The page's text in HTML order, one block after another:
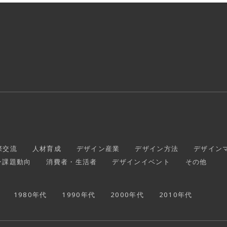
交流 人材育成 デザイン産業 デザイン方法
デザイン
題動向
消費者・生活者 デザインイベント その他
1980年代 1990年代 2000年代 2010年代